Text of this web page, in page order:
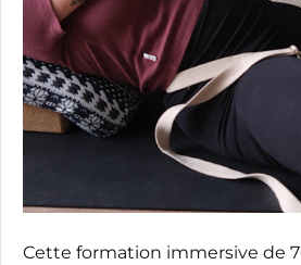
Cette formation immersive de